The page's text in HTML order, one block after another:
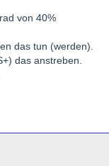
von 40%
das tun (werden).
das anstreben.